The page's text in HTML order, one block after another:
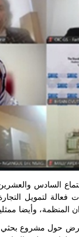
المنظمة، وأيضا
حول مشروع بحثي